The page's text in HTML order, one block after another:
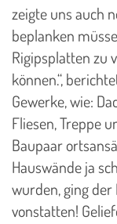
zeigte uns auch
beplanken
Rigipsplatten zu
können.“,
Gewerke, wie:
Fliesen, Treppe
Baupaar
Hauswände ja
wurden, ging der
vonstatten!